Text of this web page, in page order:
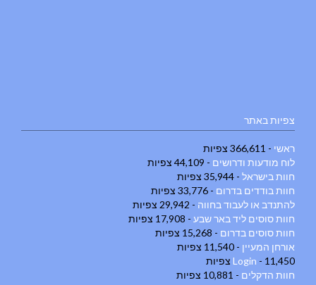
צפיות באתר
ראשי - 366,611 צפיות
לוח מודעות ודרושים - 44,109 צפיות
חוות בישראל - 35,944 צפיות
חוות בודדים בדרום - 33,776 צפיות
להתנדב או לעבוד בחווה - 29,942 צפיות
חוות סוסים ליד באר שבע - 17,908 צפיות
חוות סוסים בדרום - 15,268 צפיות
אורחן המעיין - 11,540 צפיות
Login - 11,450 צפיות
חוות הדקלים - 10,881 צפיות